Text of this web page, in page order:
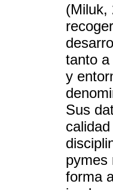
(Miluk,
tanto a
y
Sus
pymes
forma